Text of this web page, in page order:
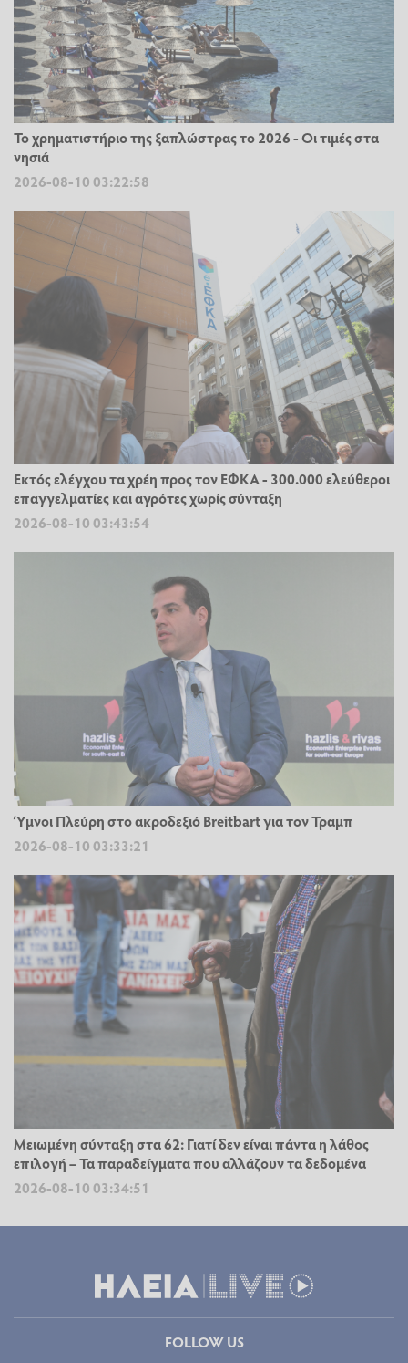
Το χρηματιστήριο της ξαπλώστρας το 2026 - Οι τιμές στα
νησιά
2026-08-10 03:22:58
Εκτός ελέγχου τα χρέη προς τον ΕΦΚΑ - 300.000 ελεύθεροι
επαγγελματίες και αγρότες χωρίς σύνταξη
2026-08-10 03:43:54
Ύμνοι Πλεύρη στο ακροδεξιό Breitbart για τον Τραμπ
2026-08-10 03:33:21
Μειωμένη σύνταξη στα 62: Γιατί δεν είναι πάντα η λάθος
επιλογή – Τα παραδείγματα που αλλάζουν τα δεδομένα
2026-08-10 03:34:51
FOLLOW US